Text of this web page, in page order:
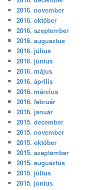
2016. november
2016. október
2016. szeptember
2016. augusztus
2016. július
2016. június
2016. május
2016. április
2016. március
2016. február
2016. január
2015. december
2015. november
2015. október
2015. szeptember
2015. augusztus
2015. július
2015. június